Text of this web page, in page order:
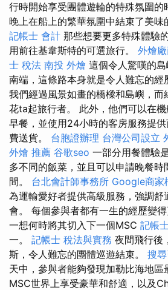
行時開始享受團體遊輪的特殊氛圍的
晚上在船上的繁華氛圍中結束了美味
記帳士 會計 那些想要更多特殊體驗
用前往基韋斯特的可選旅行。 外燴
士 稅法 南投 外燴 這個令人驚嘆的
南端，這條路本身就是令人難忘的經
我們經過風景如畫的橋樑和島嶼，而
花ta起旅行者。 此外，他們可以在
早餐，並使用24小時的客房服務提
費送貨。 台胞證辦理 台灣公司設立
外燴 推薦 谷歌seo 一部分用餐體驗
多不同的飯菜，並且可以申請晚餐
間。 台北會計師事務所 Google商家
為運輸愛好者提供高級服務，強調舒
會。 每個參與者都有一生的經歷變
一想何時將其切入下一個MSC 記帳
一。 記帳士 稅法與實務 夜間飛行後
斯，令人難忘的團體巡遊結束。 搜
天中，參與者能夠發現加勒比海地區
MSC世界上享受豪華和舒適，以及